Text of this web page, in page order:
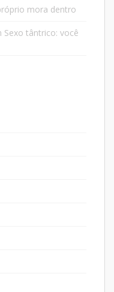
mora dentro
Sexo tântrico: você